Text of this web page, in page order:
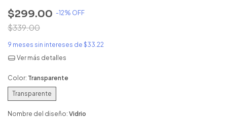
$299.00 -12% OFF
$339.00
9 meses sin intereses de $33.22
Ver más detalles
Color: Transparente
Transparente
Nombre del diseño: Vidrio